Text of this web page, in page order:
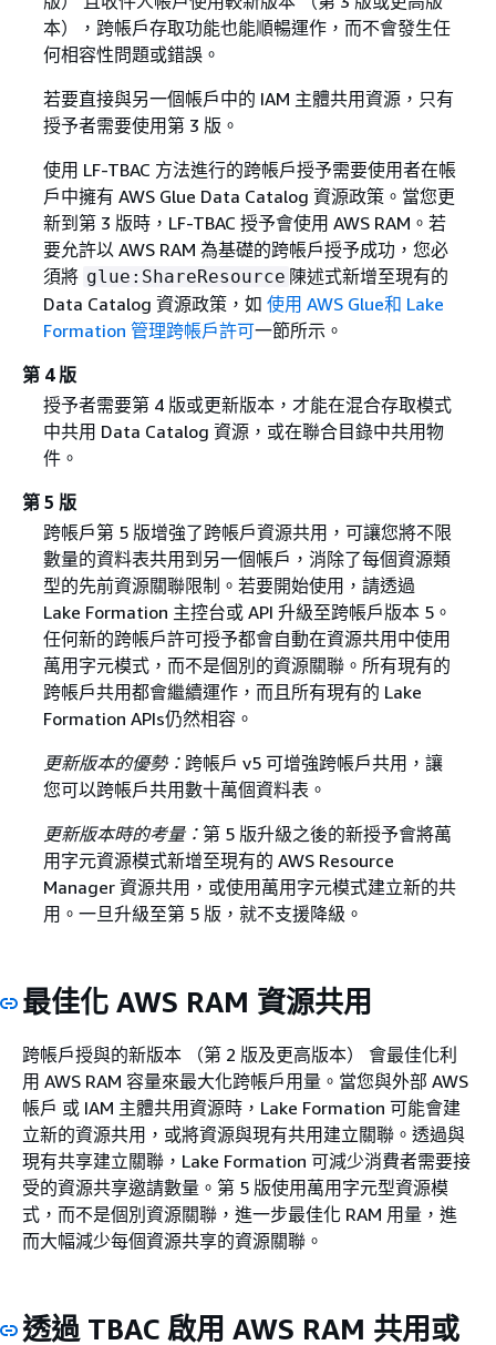
本），跨帳戶存取功能也能順暢運作，而不會發生任
何相容性問題或錯誤。
若要直接與另一個帳戶中的 IAM 主體共用資源，只有
授予者需要使用第 3 版。
使用 LF-TBAC 方法進行的跨帳戶授予需要使用者在帳
戶中擁有 AWS Glue Data Catalog 資源政策。當您更
新到第 3 版時，LF-TBAC 授予會使用 AWS RAM。若
要允許以 AWS RAM 為基礎的跨帳戶授予成功，您必
須將 glue:ShareResource 陳述式新增至現有的
Data Catalog 資源政策，如 使用 AWS Glue和 Lake
Formation 管理跨帳戶許可一節所示。
第 4 版
授予者需要第 4 版或更新版本，才能在混合存取模式
中共用 Data Catalog 資源，或在聯合目錄中共用物
件。
第 5 版
跨帳戶第 5 版增強了跨帳戶資源共用，可讓您將不限
數量的資料表共用到另一個帳戶，消除了每個資源類
型的先前資源關聯限制。若要開始使用，請透過
Lake Formation 主控台或 API 升級至跨帳戶版本 5。
任何新的跨帳戶許可授予都會自動在資源共用中使用
萬用字元模式，而不是個別的資源關聯。所有現有的
跨帳戶共用都會繼續運作，而且所有現有的 Lake
Formation APIs仍然相容。
更新版本的優勢： 跨帳戶 v5 可增強跨帳戶共用，讓
您可以跨帳戶共用數十萬個資料表。
更新版本時的考量： 第 5 版升級之後的新授予會將萬
用字元資源模式新增至現有的 AWS Resource
Manager 資源共用，或使用萬用字元模式建立新的共
用。一旦升級至第 5 版，就不支援降級。
最佳化 AWS RAM 資源共用
跨帳戶授與的新版本 （第 2 版及更高版本） 會最佳化利
用 AWS RAM 容量來最大化跨帳戶用量。當您與外部 AWS
帳戶 或 IAM 主體共用資源時，Lake Formation 可能會建
立新的資源共用，或將資源與現有共用建立關聯。透過與
現有共享建立關聯，Lake Formation 可減少消費者需要接
受的資源共享邀請數量。第 5 版使用萬用字元型資源模
式，而不是個別資源關聯，進一步最佳化 RAM 用量，進
而大幅減少每個資源共享的資源關聯。
透過 TBAC 啟用 AWS RAM 共用或